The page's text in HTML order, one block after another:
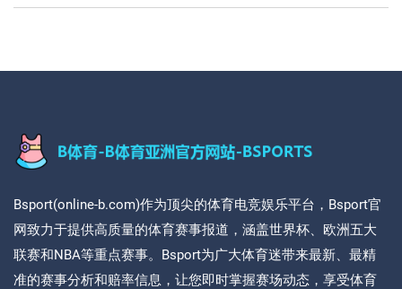
Bsport(online-b.com)作为顶尖的体育电竞娱乐平台，Bsport官
网致力于提供高质量的体育赛事报道，涵盖世界杯、欧洲五大
联赛和NBA等重点赛事。Bsport为广大体育迷带来最新、最精
准的赛事分析和赔率信息，让您即时掌握赛场动态，享受体育